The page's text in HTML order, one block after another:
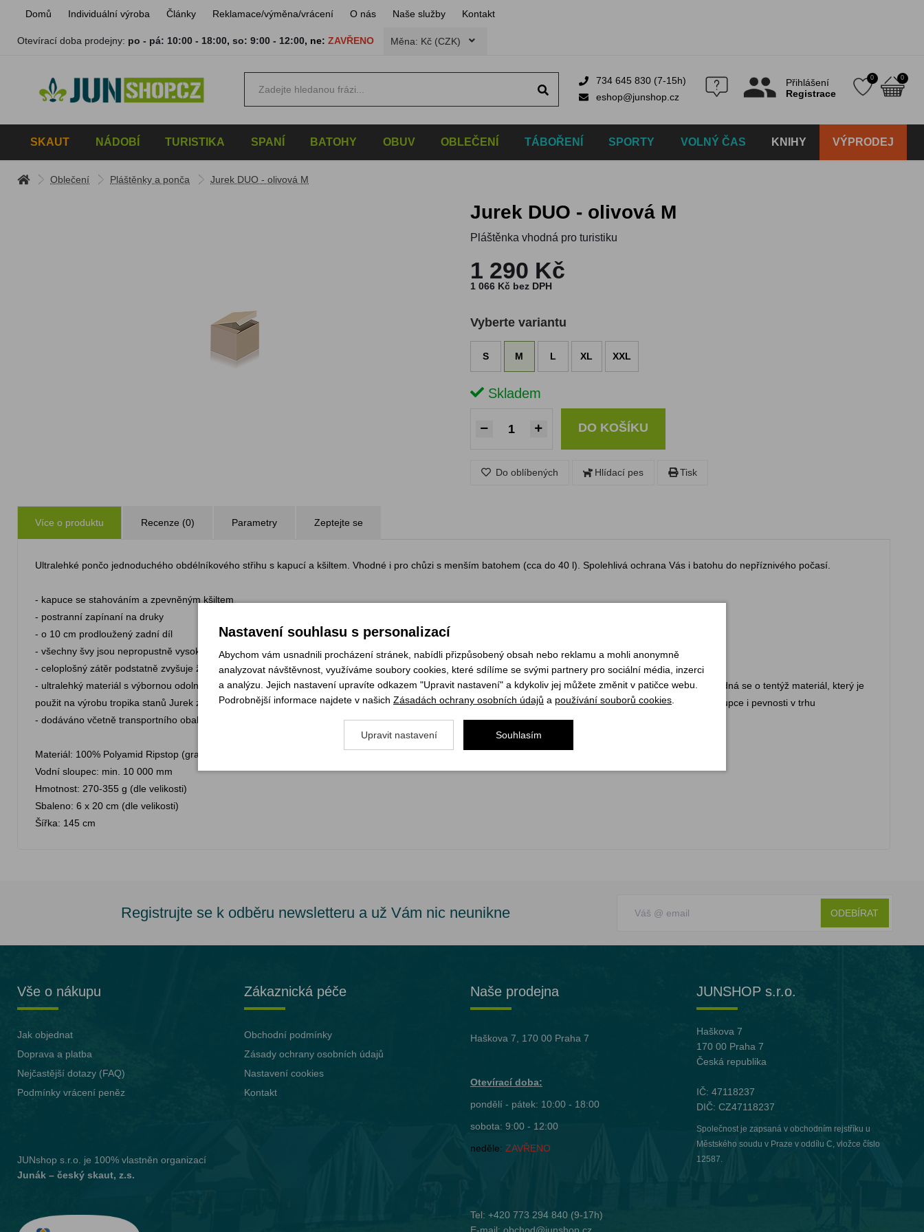
Domů Individuální výroba Články Reklamace/výměna/vrácení O nás Naše služby Kontakt
Otevírací doba prodejny: po - pá: 10:00 - 18:00,so: 9:00 - 12:00, ne: ZAVŘENO Měna: Kč (CZK)
734 645 830 (7-15h)
eshop@junshop.cz
Přihlášení
Registrace
0 0
SKAUT NÁDOBÍ TURISTIKA SPANÍ BATOHY OBUV OBLEČENÍ TÁBOŘENÍ SPORTY VOLNÝ ČAS KNIHY VÝPRODEJ
Oblečení Pláštěnky a ponča Jurek DUO - olivová M
Jurek DUO - olivová M
Pláštěnka vhodná pro turistiku
1 290 Kč
1 066 Kč bez DPH
Vyberte variantu
S M L XL XXL
Skladem
DO KOŠÍKU
Do oblíbených Hlídací pes Tisk
Více o produktu Recenze (0) Parametry Zeptejte se
Ultralehké pončo jednoduchého obdélníkového střihu s kapucí a kšiltem. Vhodné i pro chůzi s menším batohem (cca do 40 l). Spolehlivá ochrana Vás i batohu do nepříznivého počasí.
- kapuce se stahováním a zpevněným kšiltem
- postranní zapínaní na druky
- o 10 cm prodloužený zadní díl
- všechny švy jsou nepropustně vysokoteplotně zalepeny PU páskou
- celoplošný zátěr podstatně zvyšuje životnost a užitnou hodnotu textilu
- ultralehký materiál s výbornou odolností vůči UV záření, rozměrovou stálostí, minimální roztažností vlivem vlhka, s vetkanou mřížkou pro zvýšení pevnosti (jedná se o tentýž materiál, který je
použit na výrobu tropika stanů Jurek z řady Extreme Lite), oproti klasické verzi Jurek Duo nabízí příznivější hmotnost při zachování stejné hodnoty vodního sloupce i pevnosti v trhu
- dodáváno včetně transportního obalu
Materiál: 100% Polyamid Ripstop (gramáž 46 g/m2) + speciální japonský polyuretanový a silikonový zátěr
Vodní sloupec: min. 10 000 mm
Hmotnost: 270-355 g (dle velikosti)
Sbaleno: 6 x 20 cm (dle velikosti)
Šířka: 145 cm
Registrujte se k odběru newsletteru a už Vám nic neunikne ODEBÍRAT
Vše o nákupu
Jak objednat
Doprava a platba
Nejčastější dotazy (FAQ)
Podmínky vrácení peněz
JUNshop s.r.o.
je 100% vlastněn organizací
Junák – český skaut, z.s.
Zákaznická péče
Obchodní podmínky
Zásady ochrany osobních údajů
Nastavení cookies
Kontakt
Naše prodejna
Haškova 7, 170 00 Praha 7
Otevírací doba:
pondělí - pátek: 10:00 - 18:00
sobota: 9:00 - 12:00
neděle: ZAVŘENO
Tel: +420 773 294 840(9-17h)
JUNSHOP s.r.o.
Haškova 7
170 00 Praha 7
Česká republika
IČ: 47118237
DIČ: CZ47118237
Společnost je zapsaná v obchodním rejstříku u
Městského soudu v Praze v oddílu C, vložce číslo
12587.
Nastavení souhlasu s personalizací
Abychom vám usnadnili procházení stránek, nabídli přizpůsobený obsah nebo reklamu a mohli anonymně
analyzovat návštěvnost, využíváme soubory cookies, které sdílíme se svými partnery pro sociální média, inzerci
a analýzu. Jejich nastavení upravíte odkazem "Upravit nastavení" a kdykoliv jej můžete změnit v patičce webu.
Podrobnější informace najdete v našich Zásadách ochrany osobních údajů a používání souborů cookies
Upravit nastavení Souhlasím